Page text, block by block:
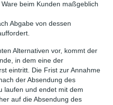
beim Kunden maßgeblich
Abgabe von dessen
Alternativen vor, kommt der
in dem eine der
eintritt. Die Frist zur Annahme
der Absendung des
laufen und endet mit dem
auf die Absendung des